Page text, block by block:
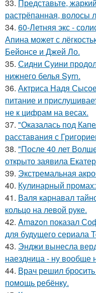
33. Представьте,
растрёпанная, волосы
34. 60-Летняя экс -
Апина может с
Бейонсе и Джей Ло.
35. Сидни Суини
нижнего белья Syrn.
36. Актриса Надя
питание и
не к цифрам на весах.
37. "Оказалась под
расставания с
38. "После 40 лет
открыто заявила
39. Экстремальная
40. Кулинарный промах:
41. Валя карнавал
кольцо на левой руке.
42. Amazon показал
для будущего сериала
43. Энджи вынесла
наездница - ну вообще
44. Врач решил
помощь ребёнку.